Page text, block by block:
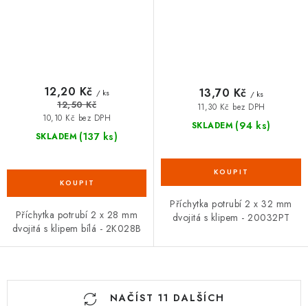
SKLADEM (137 ks)
10,10 Kč bez DPH
12,20 Kč / ks
12,50 Kč
Příchytka potrubí 2 x 28 mm
dvojitá s klipem bílá - 2K028B
SKLADEM (94 ks)
11,30 Kč bez DPH
13,70 Kč / ks
Příchytka potrubí 2 x 32 mm
dvojitá s klipem - 20032PT
NAČÍST 11 DALŠÍCH